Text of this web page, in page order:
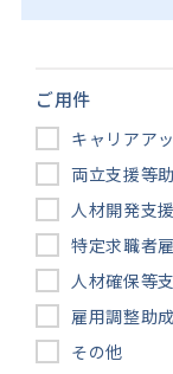
ご用件
キャリアア
両立支援等
人材開発支
特定求職者
人材確保等
雇用調整助
その他